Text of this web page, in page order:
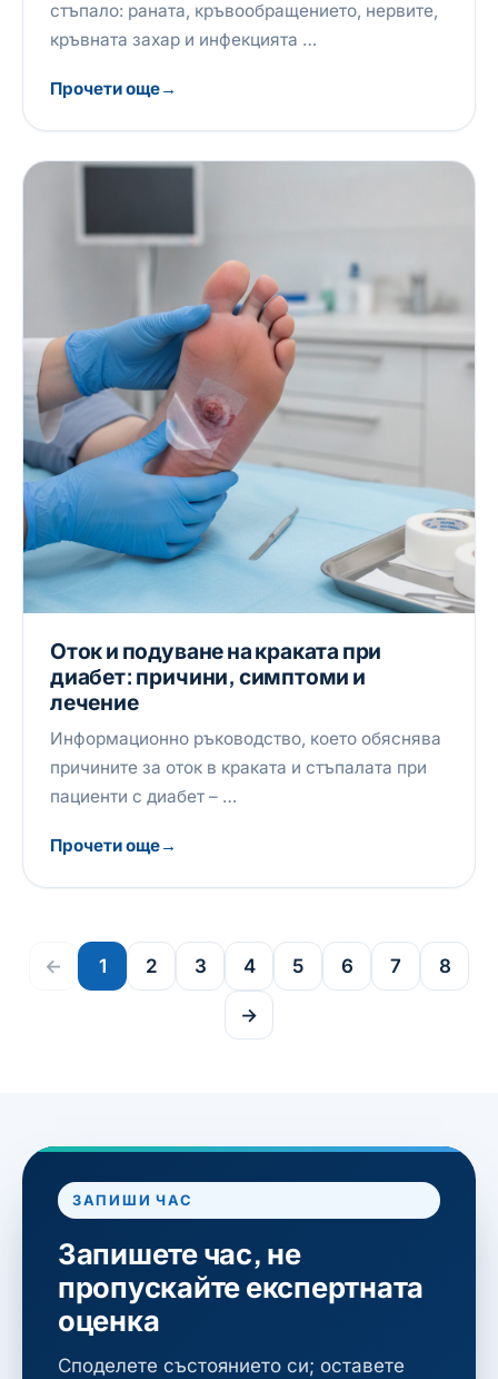
стъпало: раната, кръвообращението, нервите,
кръвната захар и инфекцията …
Прочети още
Оток и подуване на краката при
диабет: причини, симптоми и
лечение
Информационно ръководство, което обяснява
причините за оток в краката и стъпалата при
пациенти с диабет – …
Прочети още
← 1 2 3 4 5 6 7 8
→
ЗАПИШИ ЧАС
Запишете час, не
пропускайте експертната
оценка
Споделете състоянието си; оставете